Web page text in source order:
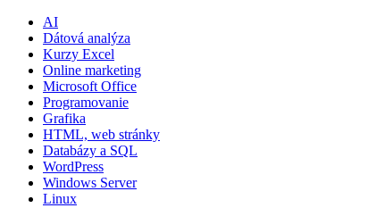
AI
Dátová analýza
Kurzy Excel
Online marketing
Microsoft Office
Programovanie
Grafika
HTML, web stránky
Databázy a SQL
WordPress
Windows Server
Linux